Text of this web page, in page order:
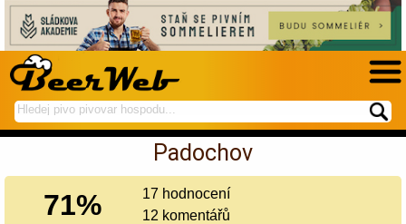
hledej
na
spustí
hledání
Padochov
71%
17 hodnocení
12 komentářů